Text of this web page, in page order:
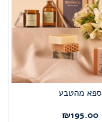
ספא מהטבע
₪195.00